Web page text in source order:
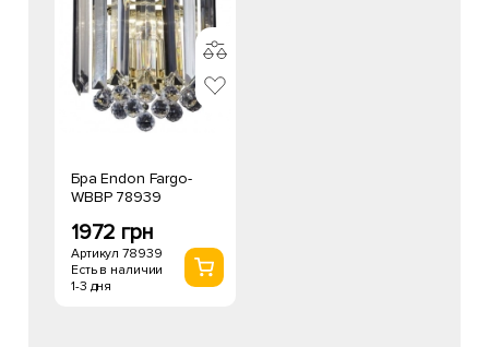
Бра Endon Fargo-
WBBP 78939
1972 грн
Артикул 78939
Есть в наличии
1-3 дня